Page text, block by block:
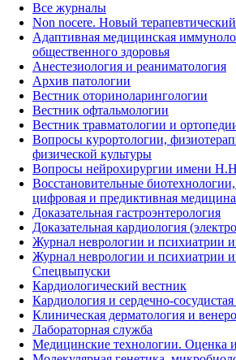
Все журналы
Non nocere. Новый
Адаптивная медицинская
общественного здоровья
Анестезиология и реаниматология
Архив патологии
Вестник оториноларингологии
Вестник офтальмологии
Вестник травматологии и
Вопросы курортологии,
физической культуры
Вопросы нейрохирургии имени
Восстановительные
цифровая и предиктивная медицина
Доказательная гастроэнтерология
Доказательная кардиология
Журнал неврологии и психиатрии
Журнал неврологии и психиатрии
Спецвыпуски
Кардиологический вестник
Кардиология и сердечно-
Клиническая дерматология и
Лабораторная служба
Медицинские технологии. Оценка